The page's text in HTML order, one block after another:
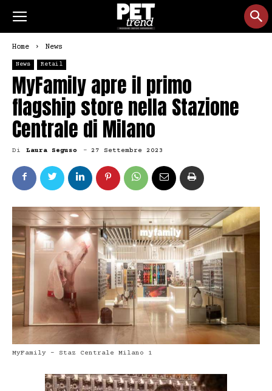
Home News
News Retail
MyFamily apre il primo
flagship store nella Stazione
Centrale di Milano
Di Laura Seguso - 27 Settembre 2023
MyFamily - Staz Centrale Milano 1